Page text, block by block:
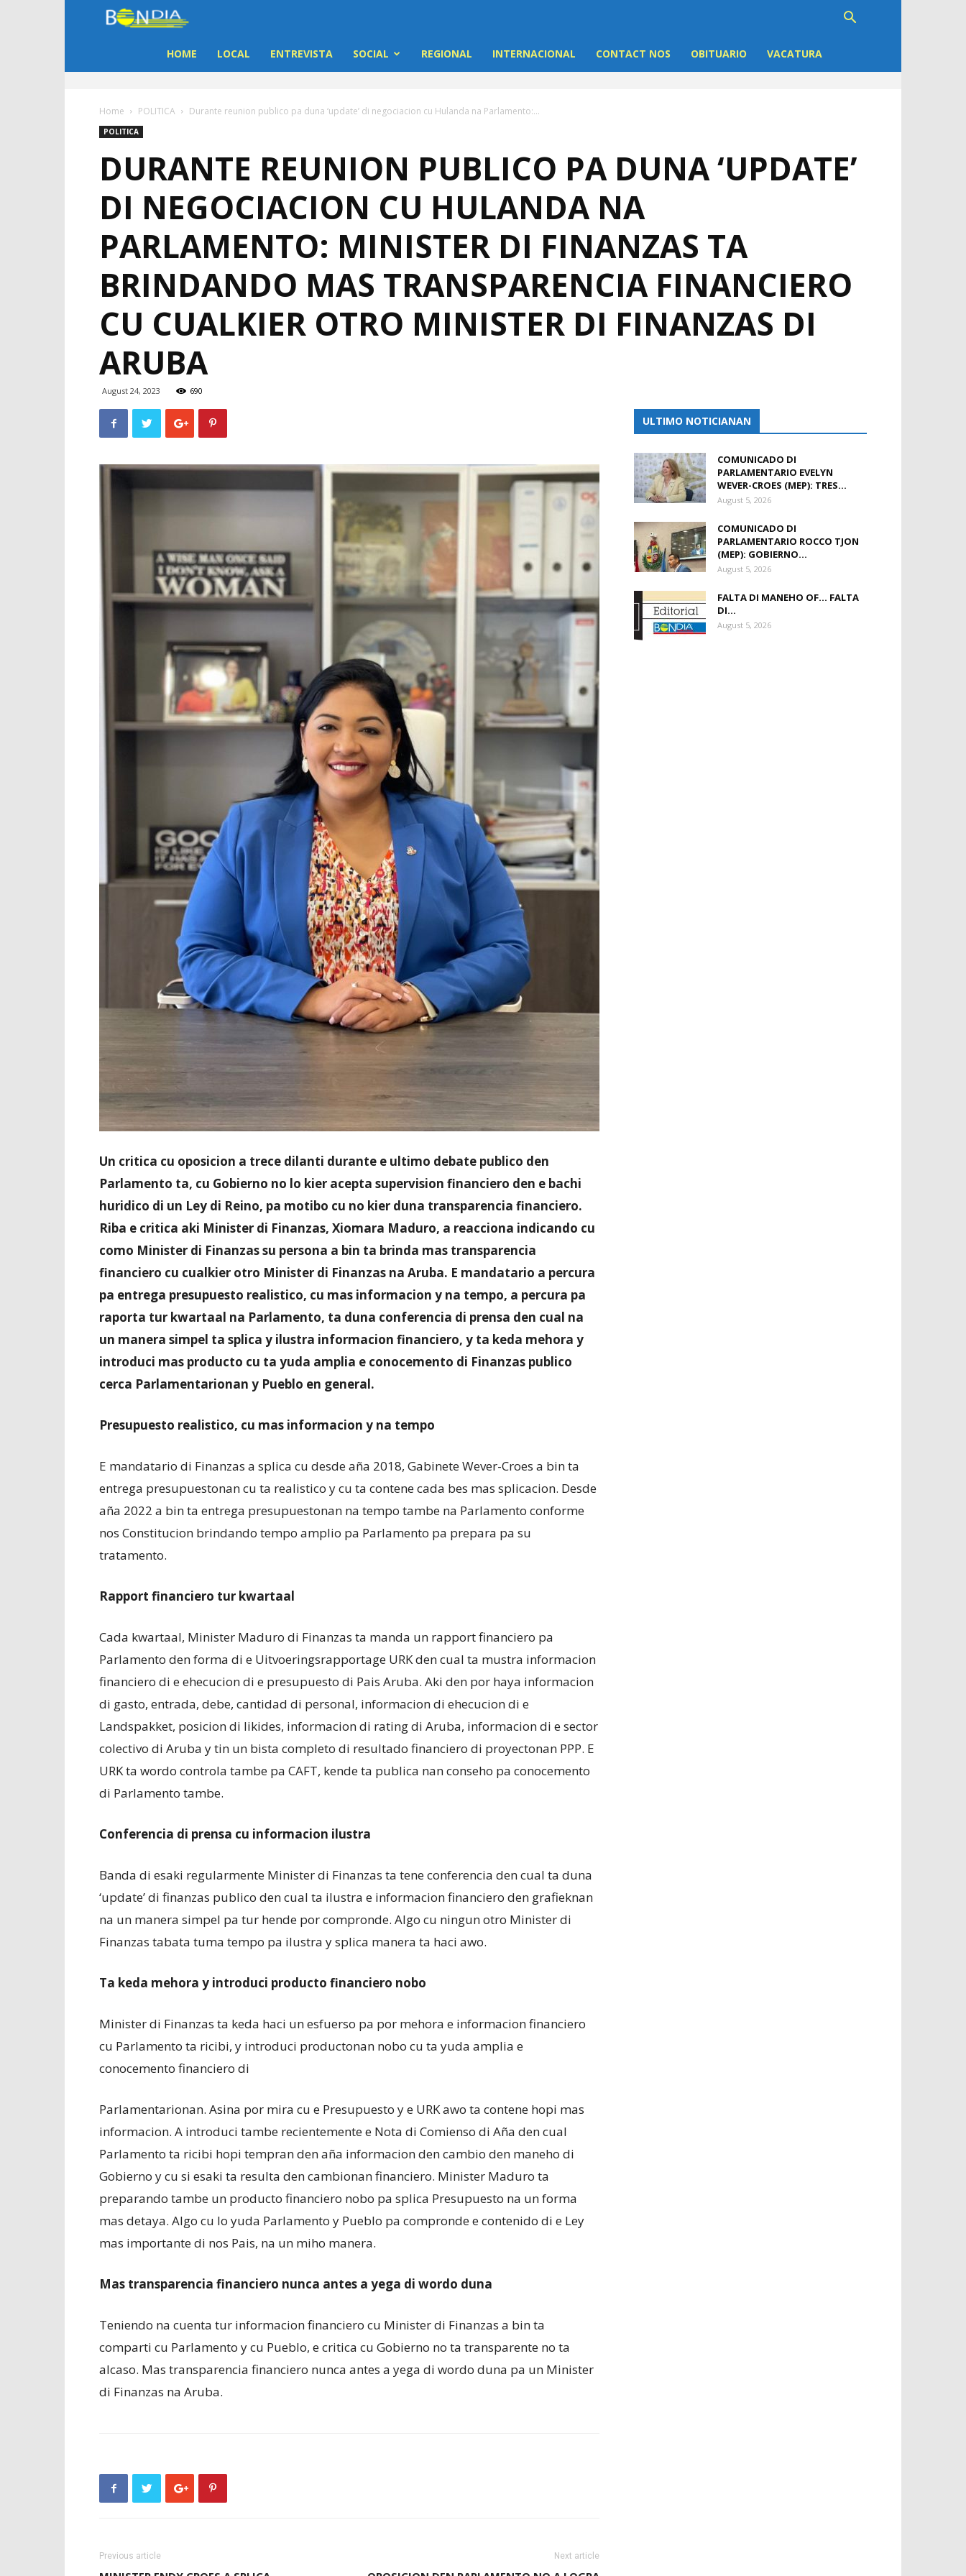
Dia
Noticia
di
Aruba
HOME LOCAL ENTREVISTA SOCIAL REGIONAL INTERNACIONAL CONTACT NOS OBITUARIO VACATURA
Home POLITICA Durante reunion publico pa duna ‘update’ di negociacion cu Hulanda na Parlamento:...
POLITICA
DURANTE REUNION PUBLICO PA DUNA ‘UPDATE’
DI NEGOCIACION CU HULANDA NA
PARLAMENTO: MINISTER DI FINANZAS TA
BRINDANDO MAS TRANSPARENCIA FINANCIERO
CU CUALKIER OTRO MINISTER DI FINANZAS DI
ARUBA
August 24, 2023 690
Un critica cu oposicion a trece dilanti durante e ultimo debate publico den
Parlamento ta, cu Gobierno no lo kier acepta supervision financiero den e bachi
huridico di un Ley di Reino, pa motibo cu no kier duna transparencia financiero.
Riba e critica aki Minister di Finanzas, Xiomara Maduro, a reacciona indicando cu
como Minister di Finanzas su persona a bin ta brinda mas transparencia
financiero cu cualkier otro Minister di Finanzas na Aruba. E mandatario a percura
pa entrega presupuesto realistico, cu mas informacion y na tempo, a percura pa
raporta tur kwartaal na Parlamento, ta duna conferencia di prensa den cual na
un manera simpel ta splica y ilustra informacion financiero, y ta keda mehora y
introduci mas producto cu ta yuda amplia e conocemento di Finanzas publico
cerca Parlamentarionan y Pueblo en general.
Presupuesto realistico, cu mas informacion y na tempo
E mandatario di Finanzas a splica cu desde aña 2018, Gabinete Wever-Croes a bin ta
entrega presupuestonan cu ta realistico y cu ta contene cada bes mas splicacion. Desde
aña 2022 a bin ta entrega presupuestonan na tempo tambe na Parlamento conforme
nos Constitucion brindando tempo amplio pa Parlamento pa prepara pa su
tratamento.
Rapport financiero tur kwartaal
Cada kwartaal, Minister Maduro di Finanzas ta manda un rapport financiero pa
Parlamento den forma di e Uitvoeringsrapportage URK den cual ta mustra informacion
financiero di e ehecucion di e presupuesto di Pais Aruba. Aki den por haya informacion
di gasto, entrada, debe, cantidad di personal, informacion di ehecucion di e
Landspakket, posicion di likides, informacion di rating di Aruba, informacion di e sector
colectivo di Aruba y tin un bista completo di resultado financiero di proyectonan PPP. E
URK ta wordo controla tambe pa CAFT, kende ta publica nan conseho pa conocemento
di Parlamento tambe.
Conferencia di prensa cu informacion ilustra
Banda di esaki regularmente Minister di Finanzas ta tene conferencia den cual ta duna
‘update’ di finanzas publico den cual ta ilustra e informacion financiero den grafieknan
na un manera simpel pa tur hende por compronde. Algo cu ningun otro Minister di
Finanzas tabata tuma tempo pa ilustra y splica manera ta haci awo.
Ta keda mehora y introduci producto financiero nobo
Minister di Finanzas ta keda haci un esfuerso pa por mehora e informacion financiero
cu Parlamento ta ricibi, y introduci productonan nobo cu ta yuda amplia e
conocemento financiero di
Parlamentarionan. Asina por mira cu e Presupuesto y e URK awo ta contene hopi mas
informacion. A introduci tambe recientemente e Nota di Comienso di Aña den cual
Parlamento ta ricibi hopi tempran den aña informacion den cambio den maneho di
Gobierno y cu si esaki ta resulta den cambionan financiero. Minister Maduro ta
preparando tambe un producto financiero nobo pa splica Presupuesto na un forma
mas detaya. Algo cu lo yuda Parlamento y Pueblo pa compronde e contenido di e Ley
mas importante di nos Pais, na un miho manera.
Mas transparencia financiero nunca antes a yega di wordo duna
Teniendo na cuenta tur informacion financiero cu Minister di Finanzas a bin ta
comparti cu Parlamento y cu Pueblo, e critica cu Gobierno no ta transparente no ta
alcaso. Mas transparencia financiero nunca antes a yega di wordo duna pa un Minister
di Finanzas na Aruba.
Previous article Next article
ULTIMO NOTICIANAN
COMUNICADO DI
PARLAMENTARIO EVELYN
WEVER-CROES (MEP): TRES...
August 5, 2026
COMUNICADO DI
PARLAMENTARIO ROCCO TJON
(MEP): GOBIERNO...
August 5, 2026
FALTA DI MANEHO OF… FALTA
DI...
August 5, 2026